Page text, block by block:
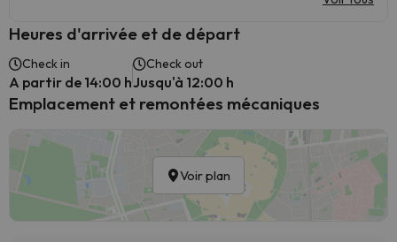
Heures d'arrivée et de départ
Check in
A partir de 14:00 h
Check out
Jusqu'à 12:00 h
Emplacement et remontées mécaniques
Voir plan